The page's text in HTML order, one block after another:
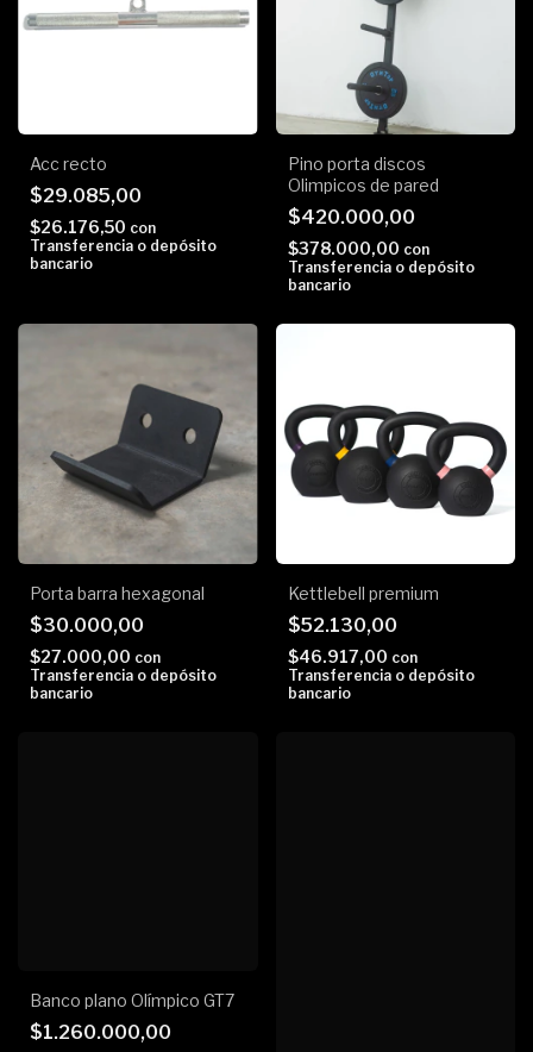
Acc recto
$29.085,00
$26.176,50 con
Transferencia o depósito
bancario
Pino porta discos
Olimpicos de pared
$420.000,00
$378.000,00 con
Transferencia o depósito
bancario
Porta barra hexagonal
$30.000,00
$27.000,00 con
Transferencia o depósito
bancario
Kettlebell premium
$52.130,00
$46.917,00 con
Transferencia o depósito
bancario
Banco plano Olímpico GT7
$1.260.000,00